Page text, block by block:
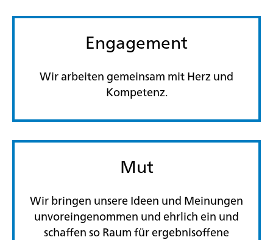
Engagement
Wir arbeiten gemeinsam mit Herz und
Kompetenz.
Mut
Wir bringen unsere Ideen und Meinungen
unvoreingenommen und ehrlich ein und
schaffen so Raum für ergebnisoffene